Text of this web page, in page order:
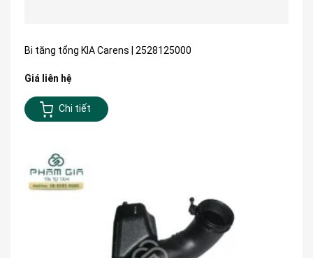
Bi tăng tổng KIA Carens | 2528125000
Giá liên hệ
Chi tiết